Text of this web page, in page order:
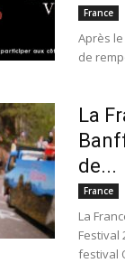
France
Après
de
La
de...
France
La
Festival
festival